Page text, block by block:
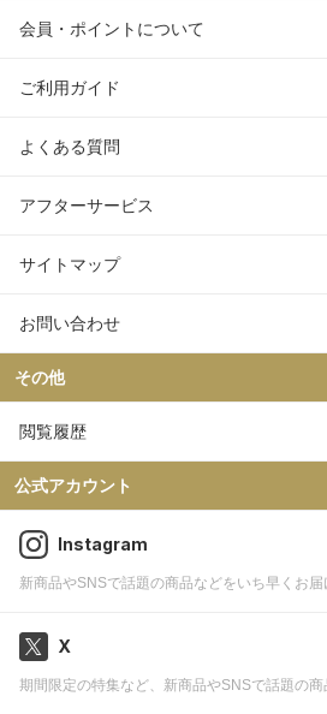
会員・ポイントについて
ご利用ガイド
よくある質問
アフターサービス
サイトマップ
お問い合わせ
その他
閲覧履歴
公式アカウント
Instagram
新商品やSNSで話題の商品などをいち早くお届
X
期間限定の特集など、新商品やSNSで話題の商